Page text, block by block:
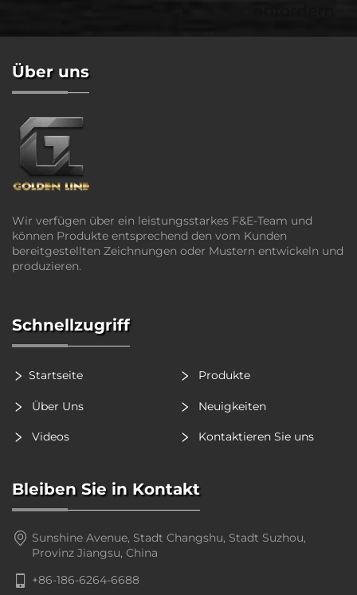
Über uns
Wir verfügen über ein leistungsstarkes F&E-Team und
können Produkte entsprechend den vom Kunden
bereitgestellten Zeichnungen oder Mustern entwickeln und
produzieren.
Schnellzugriff
Startseite Produkte
Über Uns Neuigkeiten
Videos Kontaktieren Sie uns
Bleiben Sie in Kontakt
Sunshine Avenue, Stadt Changshu, Stadt Suzhou,
Provinz Jiangsu, China
+86-186-6264-6688